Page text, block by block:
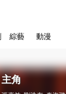
綜藝 動漫
主角